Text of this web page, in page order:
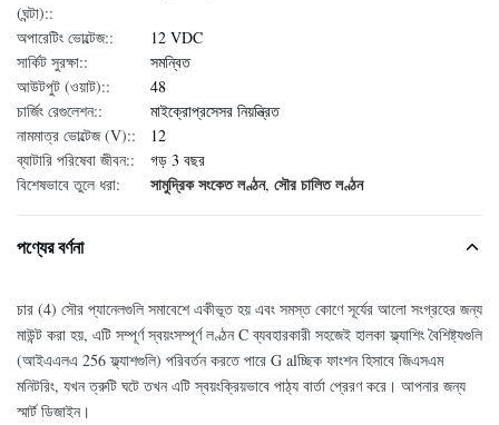
(ঘন্টা)::
অপারেটিং ভোল্টেজ::
12 VDC
সার্কিট সুরক্ষা::
সমন্বিত
আউটপুট (ওয়াট)::
48
চার্জিং রেগুলেশন::
মাইক্রোপ্রসেসর নিয়ন্ত্রিত
নামমাত্র ভোল্টেজ (V)::
12
ব্যাটারি পরিষেবা জীবন::
গড় 3 বছর
বিশেষভাবে তুলে ধরা:
সামুদ্রিক সংকেত লণ্ঠন, সৌর চালিত লণ্ঠন
পণ্যের বর্ণনা
চার (4) সৌর প্যানেলগুলি সমাবেশে একীভূত হয় এবং সমস্ত কোণে সূর্যের আলো সংগ্রহের জন্য
মাউন্ট করা হয়, এটি সম্পূর্ণ স্বয়ংসম্পূর্ণ লণ্ঠন C ব্যবহারকারী সহজেই হালকা ফ্ল্যাশিং বৈশিষ্ট্যগুলি
(আইএএলএ 256 ফ্ল্যাশগুলি) পরিবর্তন করতে পারে G alচ্ছিক ফাংশন হিসাবে জিএসএম
মনিটরিং, যখন ত্রুটি ঘটে তখন এটি স্বয়ংক্রিয়ভাবে পাঠ্য বার্তা প্রেরণ করে। আপনার জন্য
স্মার্ট ডিজাইন।